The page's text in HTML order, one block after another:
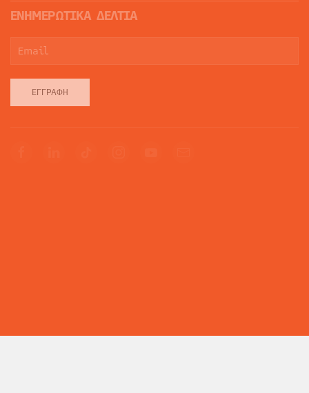
ΕΝΗΜΕΡΩΤΙΚΑ ΔΕΛΤΙΑ
ΕΓΓΡΑΦΉ